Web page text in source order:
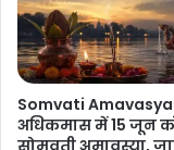
Somvati Amavasya
अधिकमास में 15 जून
सोमवती अमावस्या,